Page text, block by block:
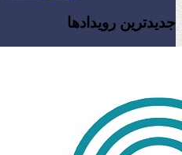
جدیدترین رویدادها